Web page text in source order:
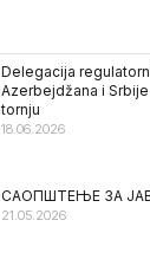
Delegacija
Azerbejdžana i
tornju
18.06.2026
САОПШТЕЊЕ ЗА
21.05.2026